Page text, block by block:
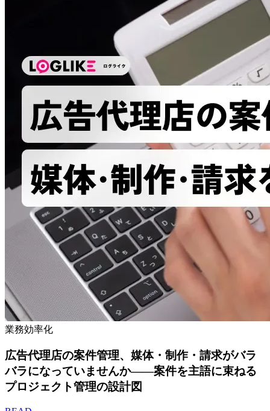
業務効率化
広告代理店の案件管理、媒体・制作・請求がバラ
バラになっていませんか——案件を主語に束ねる
プロジェクト管理の設計図